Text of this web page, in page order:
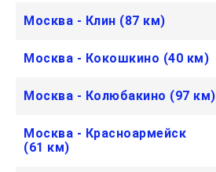
Москва - Клин (87 км)
Москва - Кокошкино (40 км)
Москва - Колюбакино (97 км)
Москва - Красноармейск
(61 км)